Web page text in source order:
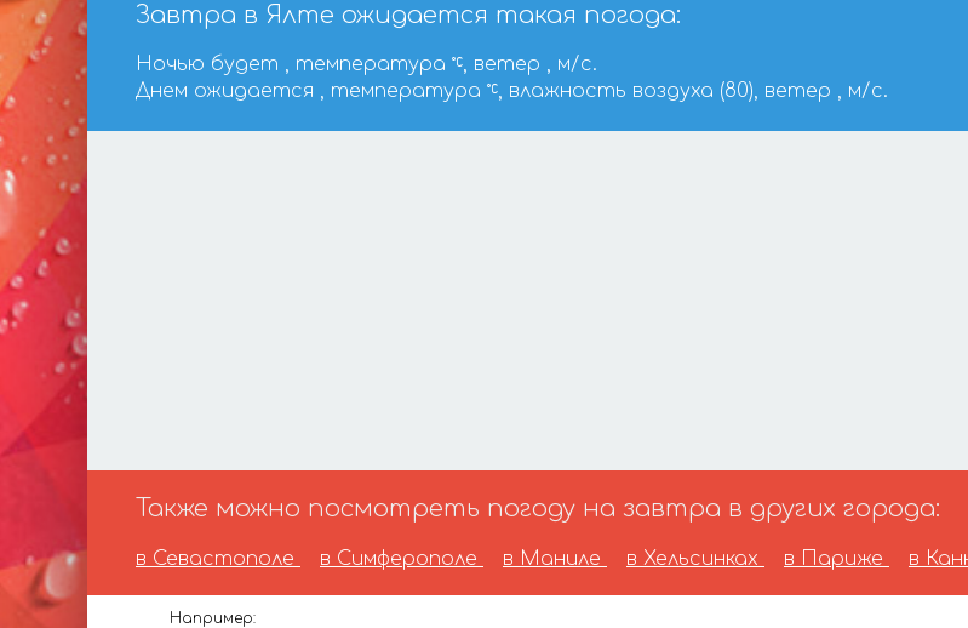
Завтра в Ялте ожидается такая погода:
Ночью будет , температура
, ветер , м/с.
Днем ожидается , температура
, влажность воздуха (80), ветер , м/с.
Также можно посмотреть погоду на завтра в других города:
в Севастополе в Симферополе в Маниле в Хельсинках в Париже в
Например: